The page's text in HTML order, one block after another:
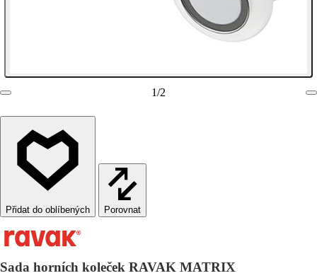
1/2
Porovnat
Sada horních koleček RAVAK MATRIX